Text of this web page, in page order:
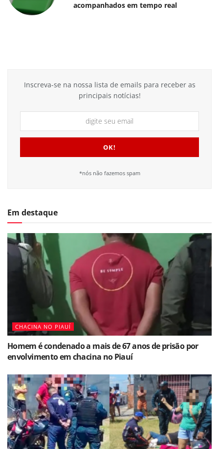
acompanhados em tempo real
Inscreva-se na nossa lista de emails para receber as
principais notícias!
*nós não fazemos spam
Em destaque
CHACINA NO PIAUÍ
Homem é condenado a mais de 67 anos de prisão por
envolvimento em chacina no Piauí